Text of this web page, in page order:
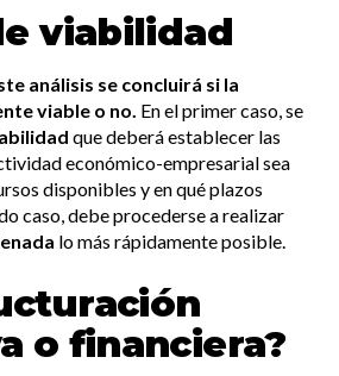
viabilidad
análisis se concluirá si la
viable o no. En el primer caso, se
que deberá establecer las
económico-empresarial sea
disponibles y en qué plazos
caso, debe procederse a realizar
lo más rápidamente posible.
o financiera?